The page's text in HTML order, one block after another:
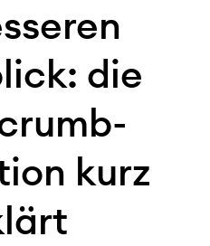
die
kurz